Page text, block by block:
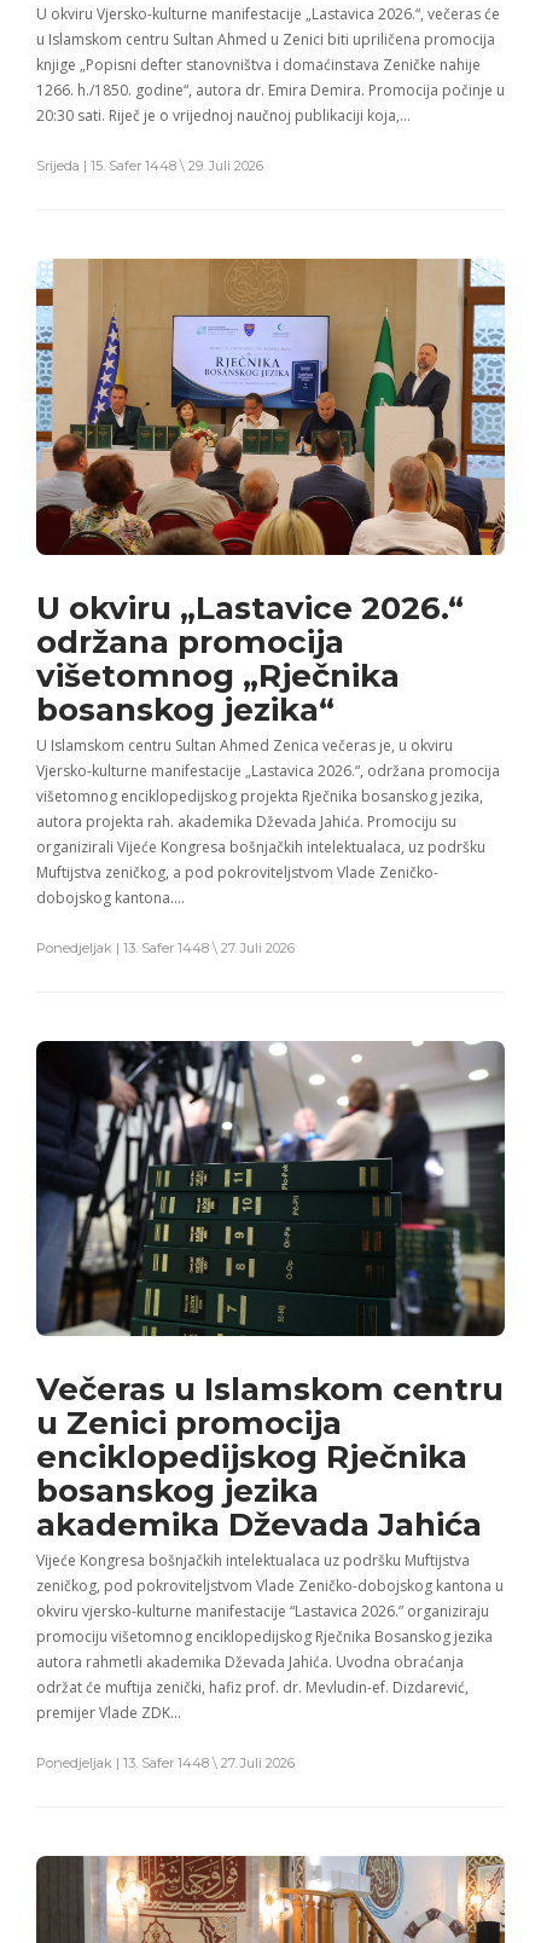
U okviru Vjersko-kulturne manifestacije „Lastavica 2026.“, večeras će
u Islamskom centru Sultan Ahmed u Zenici biti upriličena promocija
knjige „Popisni defter stanovništva i domaćinstava Zeničke nahije
1266. h./1850. godine“, autora dr. Emira Demira. Promocija počinje u
20:30 sati. Riječ je o vrijednoj naučnoj publikaciji koja,…
Srijeda | 15. Safer 1448 \ 29. Juli 2026
U okviru „Lastavice 2026.“
održana promocija
višetomnog „Rječnika
bosanskog jezika“
U Islamskom centru Sultan Ahmed Zenica večeras je, u okviru
Vjersko-kulturne manifestacije „Lastavica 2026.“, održana promocija
višetomnog enciklopedijskog projekta Rječnika bosanskog jezika,
autora projekta rah. akademika Dževada Jahića. Promociju su
organizirali Vijeće Kongresa bošnjačkih intelektualaca, uz podršku
Muftijstva zeničkog, a pod pokroviteljstvom Vlade Zeničko-
dobojskog kantona….
Ponedjeljak | 13. Safer 1448 \ 27. Juli 2026
Večeras u Islamskom centru
u Zenici promocija
enciklopedijskog Rječnika
bosanskog jezika
akademika Dževada Jahića
Vijeće Kongresa bošnjačkih intelektualaca uz podršku Muftijstva
zeničkog, pod pokroviteljstvom Vlade Zeničko-dobojskog kantona u
okviru vjersko-kulturne manifestacije “Lastavica 2026.” organiziraju
promociju višetomnog enciklopedijskog Rječnika Bosanskog jezika
autora rahmetli akademika Dževada Jahića. Uvodna obraćanja
održat će muftija zenički, hafiz prof. dr. Mevludin-ef. Dizdarević,
premijer Vlade ZDK…
Ponedjeljak | 13. Safer 1448 \ 27. Juli 2026